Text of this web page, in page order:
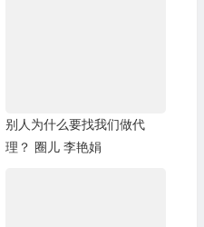
别人为什么要找我们做代
理？ 圈儿 李艳娟